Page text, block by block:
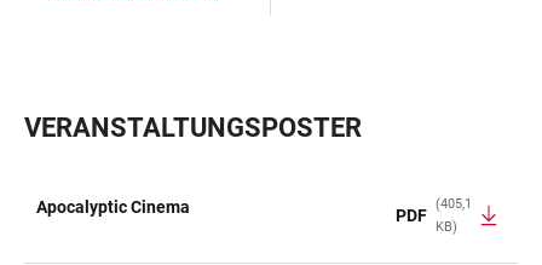
VERANSTALTUNGSPOSTER
Apocalyptic Cinema PDF
(405,1
KB)